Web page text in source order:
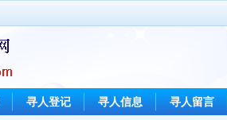
寻人登记 寻人信息 寻人留言